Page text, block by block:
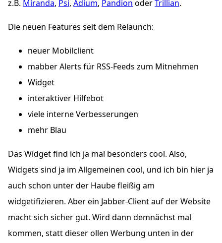
z.B. Miranda, Psi, Adium, Pandion oderTrillian.
Die neuen Features seit dem Relaunch:
neuer Mobilclient
mabber Alerts für RSS-Feeds zum Mitnehmen
Widget
interaktiver Hilfebot
viele interne Verbesserungen
mehr Blau
Das Widget find ich ja mal besonders cool. Also,
Widgets sind ja im Allgemeinen cool, und ich bin hier ja
auch schon unter der Haube fleißig am
widgetifizieren. Aber ein Jabber-Client auf der Website
macht sich sicher gut. Wird dann demnächst mal
kommen, statt dieser ollen Werbung unten in der